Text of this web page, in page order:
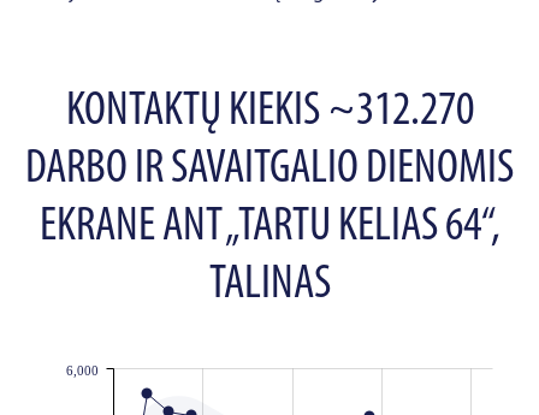
KONTAKTŲ KIEKIS ~312.270
DARBO IR SAVAITGALIO DIENOMIS
EKRANE ANT „TARTU KELIAS 64“,
TALINAS
6,000 JS chart by amCharts